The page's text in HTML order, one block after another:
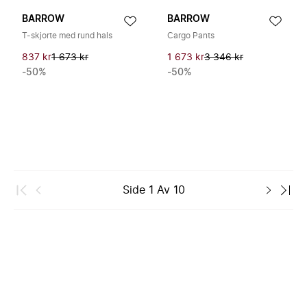
BARROW
T-skjorte med rund hals
837 kr1 673 kr
-50%
BARROW
Cargo Pants
1 673 kr3 346 kr
-50%
Side 1 Av 10